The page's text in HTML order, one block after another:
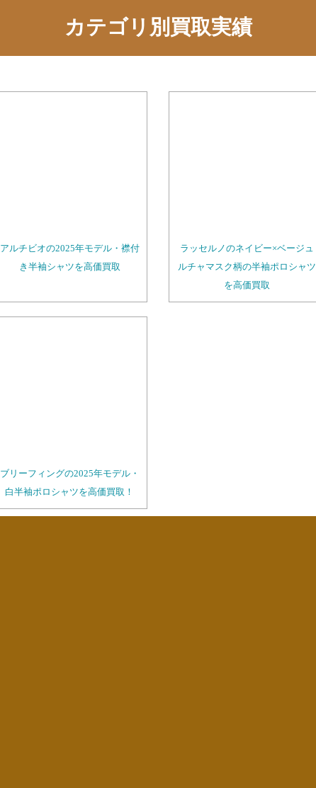
カテゴリ別買取実績
アルチビオの2025年モデル・襟付
き半袖シャツを高価買取
ラッセルノのネイビー×ベージュ
ルチャマスク柄の半袖ポロシャツ
を高価買取
ブリーフィングの2025年モデル・
白半袖ポロシャツを高価買取！